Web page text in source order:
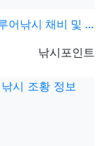
채비 및 조황정보
등록자
낚시포인트